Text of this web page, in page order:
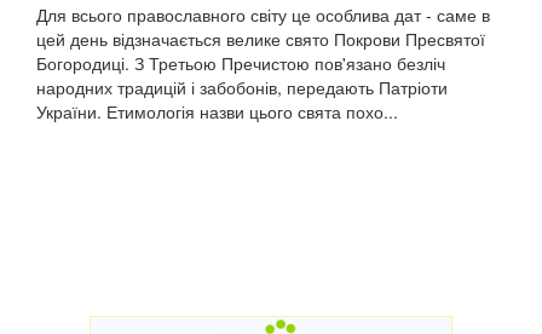
Для всього православного світу це особлива дат - саме в
цей день відзначається велике свято Покрови Пресвятої
Богородиці. З Третьою Пречистою пов'язано безліч
народних традицій і забобонів, передають Патріоти
України. Етимологія назви цього свята похо...